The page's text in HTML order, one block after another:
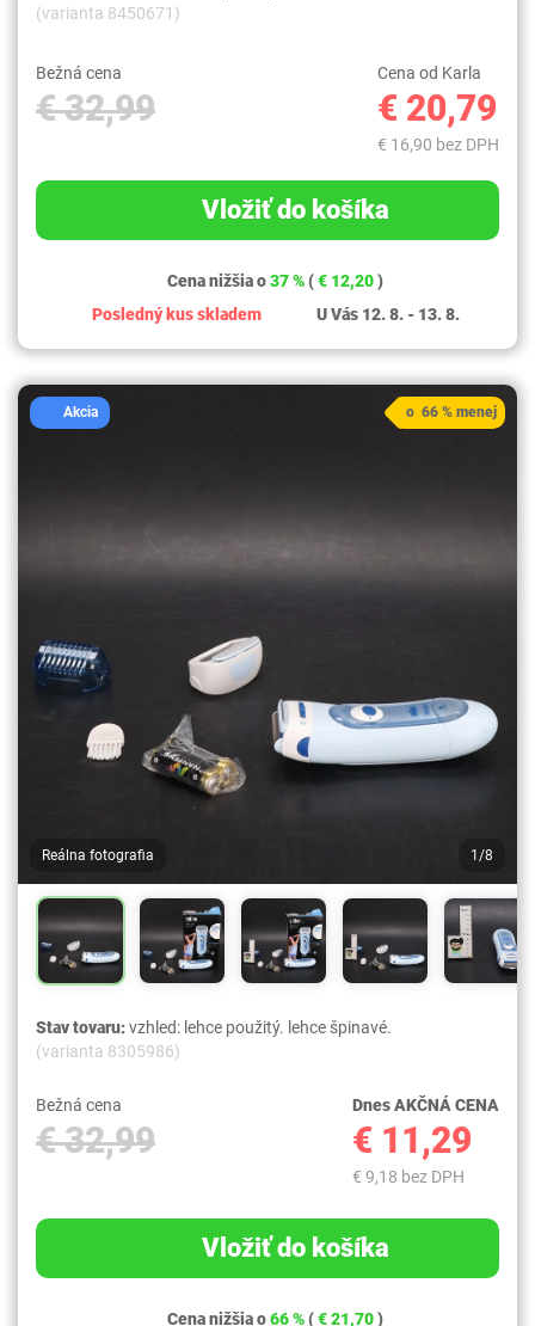
(varianta 8450671)
Bežná cena
€ 32,99
Cena od Karla
€ 20,79
€ 16,90 bez DPH
Vložiť do košíka
Cena nižšia o37 % (€ 12,20)
Posledný kus skladem
U Vás 12. 8. - 13. 8.
Akcia
Reálna fotografia 1/8
o 66 % menej
Stav tovaru:vzhled: lehce použitý. lehce špinavé.
(varianta 8305986)
Bežná cena
€ 32,99
Dnes AKČNÁ CENA
€ 11,29
€ 9,18 bez DPH
Vložiť do košíka
Cena nižšia o66 % (€ 21,70)